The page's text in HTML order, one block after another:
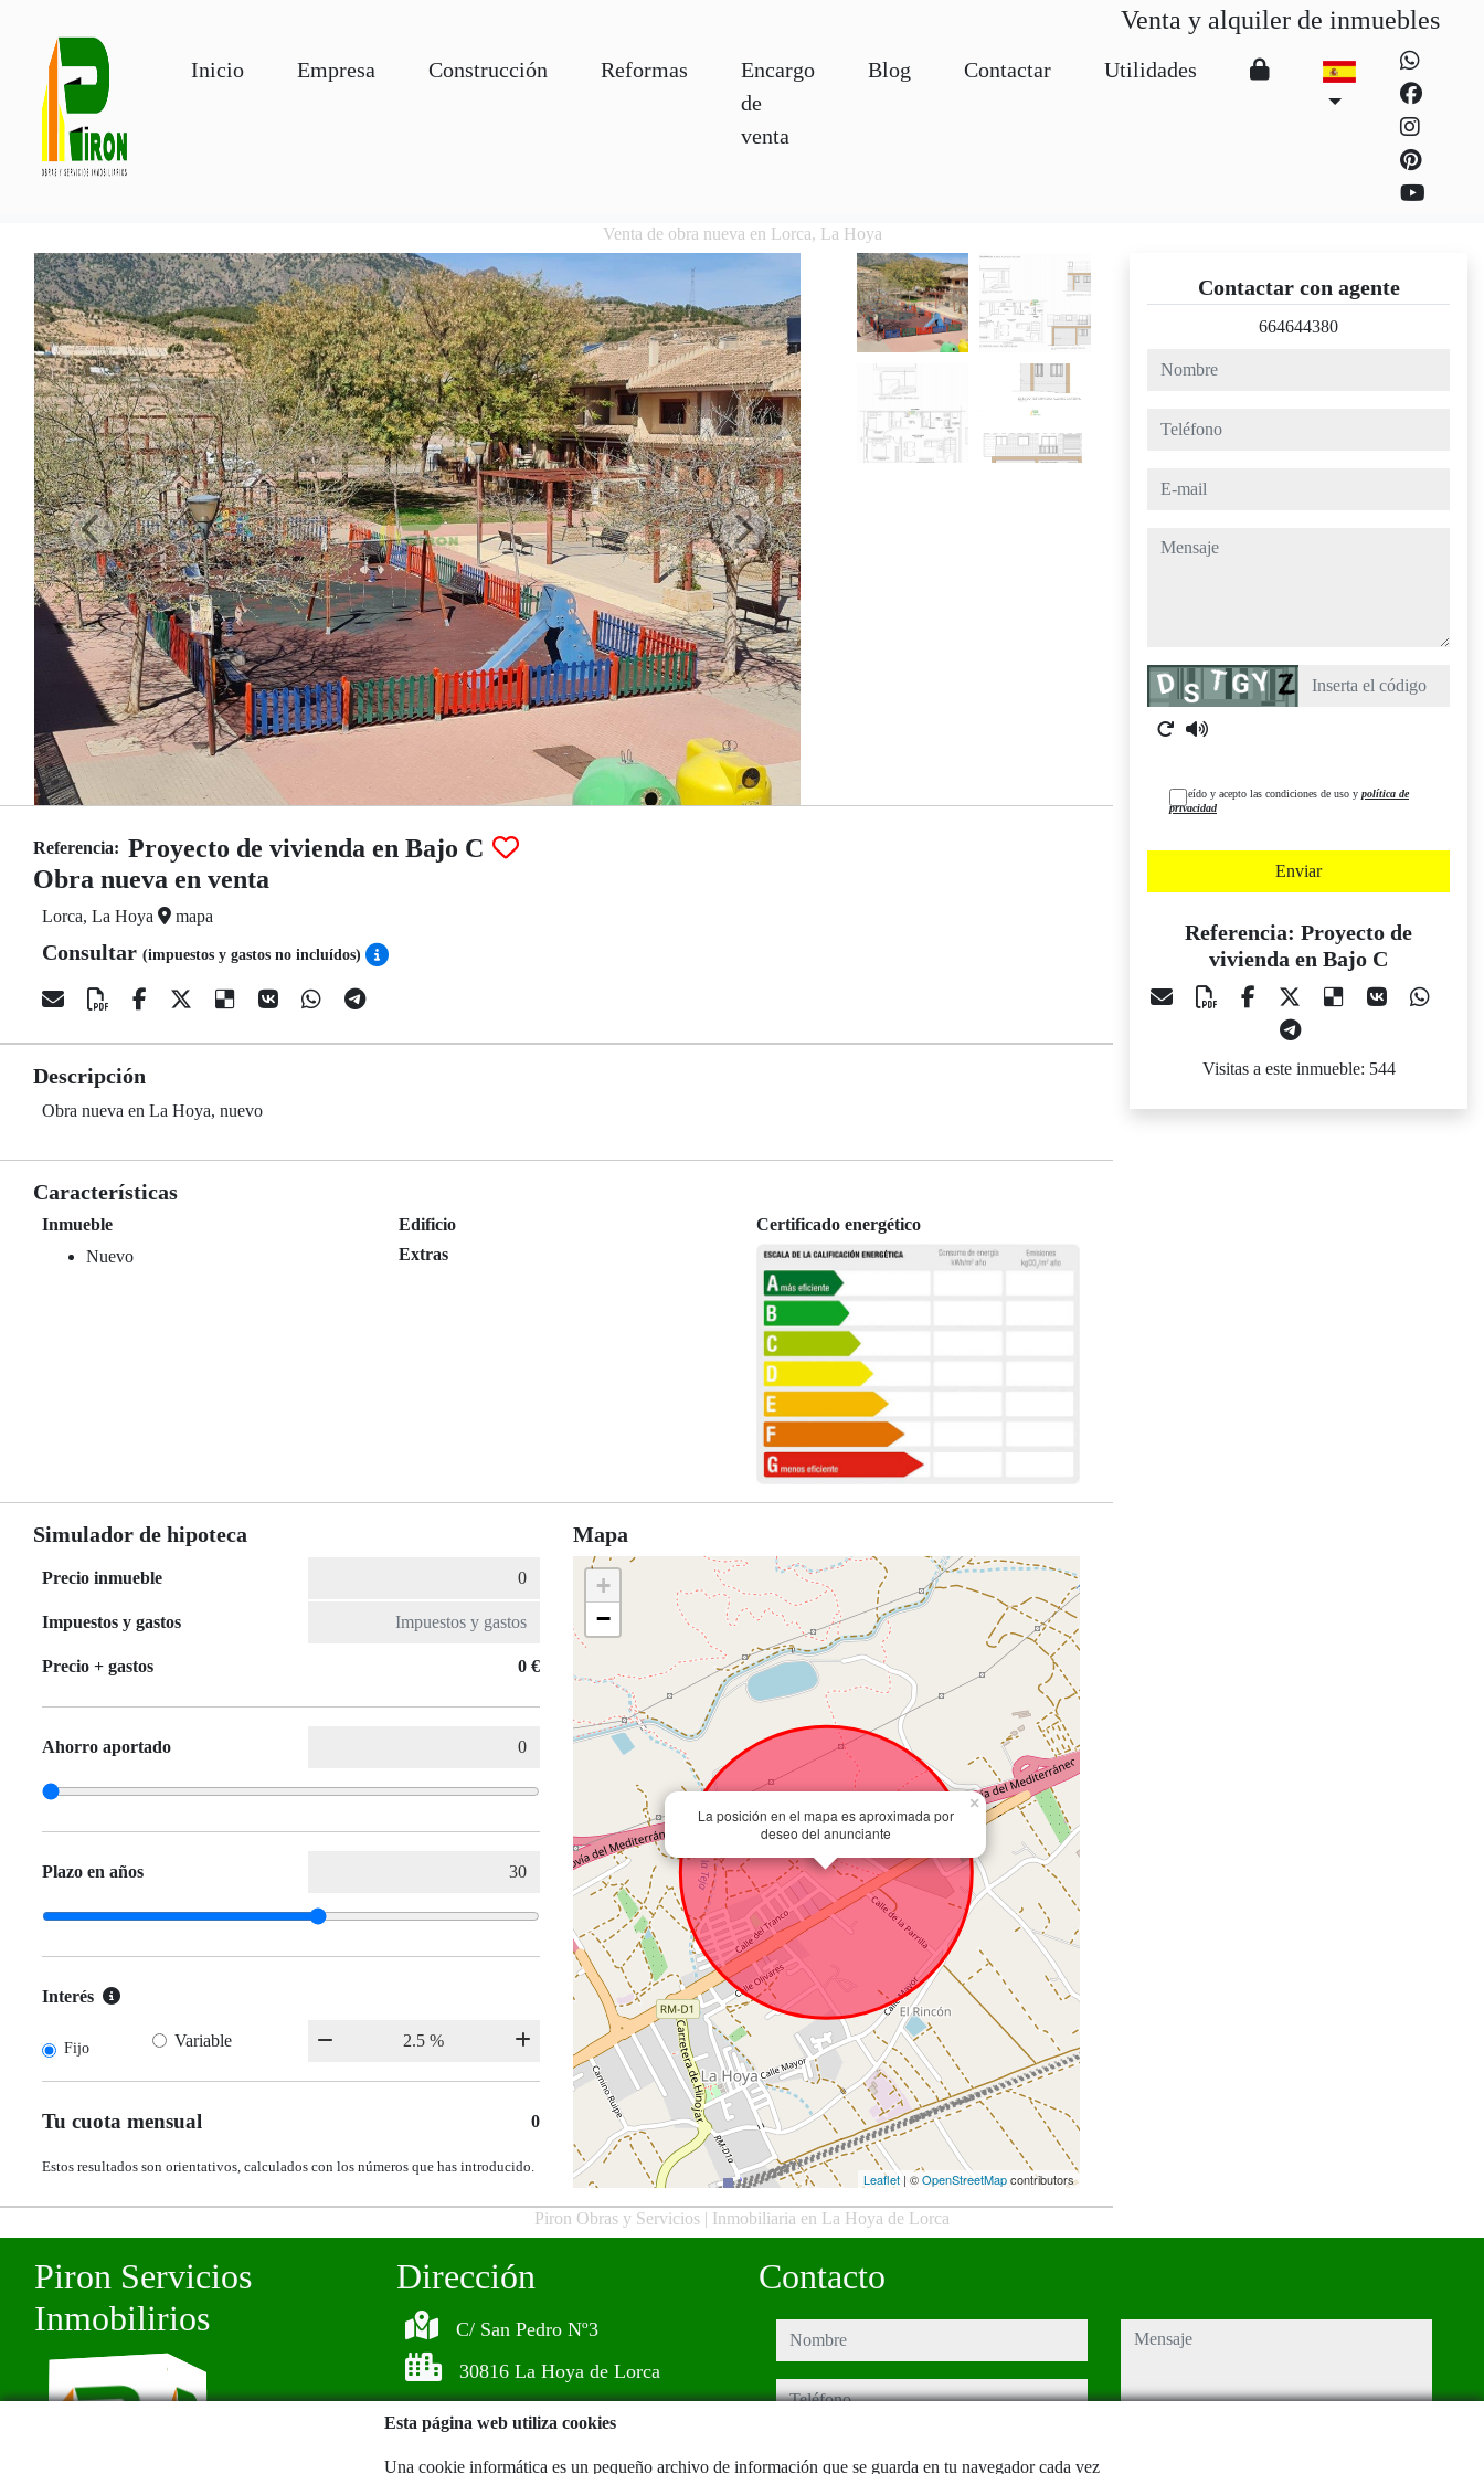
Venta y alquiler de inmuebles
Inicio Empresa Construcción Reformas
Encargo
de
venta
Blog Contactar Utilidades
Venta de obra nueva en Lorca, La Hoya
Referencia: Proyecto de vivienda en Bajo C
Obra nueva en venta
Lorca, La Hoya mapa
Consultar (impuestos y gastos no incluídos)
Descripción
Obra nueva en La Hoya, nuevo
Características
Inmueble
Nuevo
Edificio
Extras
Certificado energético
Simulador de hipoteca
Precio inmueble
Impuestos y gastos
Precio + gastos 0 €
Ahorro aportado
Plazo en años
Interés
Fijo Variable
Tu cuota mensual 0
Estos resultados son orientativos, calculados con los números que has introducido.
Mapa
La posición en el mapa es aproximada por
deseo del anunciante
×
+
−
Leaflet | ©OpenStreetMapcontributors
Contactar con agente
664644380
nombre
teléfono
e-mail
mensaje
Captcha
He leído y acepto las condiciones de uso y política de
privacidad
Enviar
Referencia: Proyecto de
vivienda en Bajo C
Visitas a este inmueble: 544
Piron Obras y Servicios | Inmobiliaria en La Hoya de Lorca
Piron Servicios
Inmobilirios
Dirección
C/ San Pedro Nº3
30816 La Hoya de Lorca
Contacto
nombre
teléfono
mensaje
Esta página web utiliza cookies
Una cookie informática es un pequeño archivo de información que se guarda en tu navegador cada vez